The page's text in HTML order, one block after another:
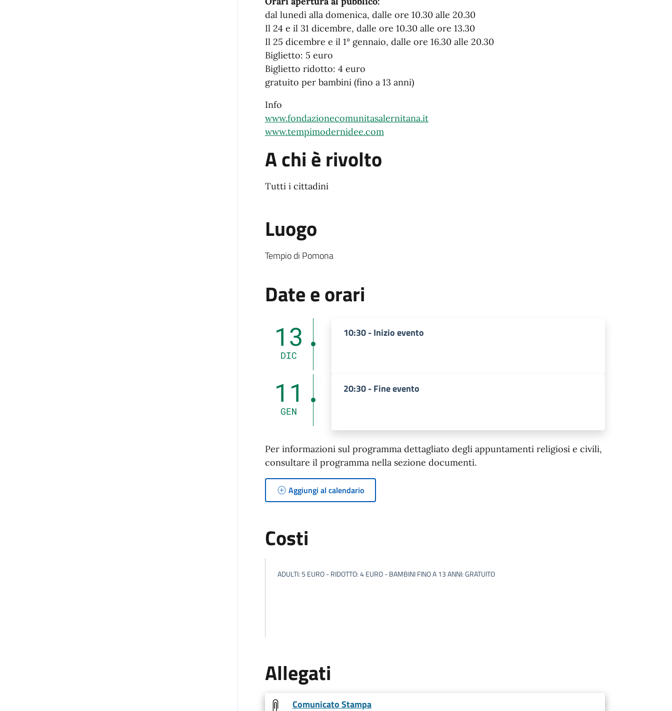
dal lunedì alla domenica, dalle ore 10.30 alle 20.30
Il 24 e il 31 dicembre, dalle ore 10.30 alle ore 13.30
Il 25 dicembre e il 1° gennaio, dalle ore 16.30 alle 20.30
Biglietto: 5 euro
Biglietto ridotto: 4 euro
gratuito per bambini (fino a 13 anni)
Info
www.fondazionecomunitasalernitana.it
www.tempimodernidee.com
A chi è rivolto
Tutti i cittadini
Luogo
Luogo Testuale
Tempio di Pomona
Date e orari
13
DIC
10:30 - Inizio evento
11
GEN
20:30 - Fine evento
Per informazioni sul programma dettagliato degli appuntamenti religiosi e civili,
consultare il programma nella sezione documenti.
Aggiungi al calendario
Costi
ADULTI: 5 EURO - RIDOTTO: 4 EURO - BAMBINI FINO A 13 ANNI: GRATUITO
Allegati
Comunicato Stampa